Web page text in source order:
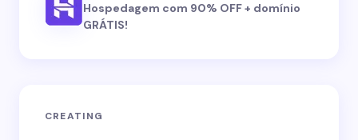
Hospedagem com 90% OFF + domínio
GRÁTIS!
CREATING